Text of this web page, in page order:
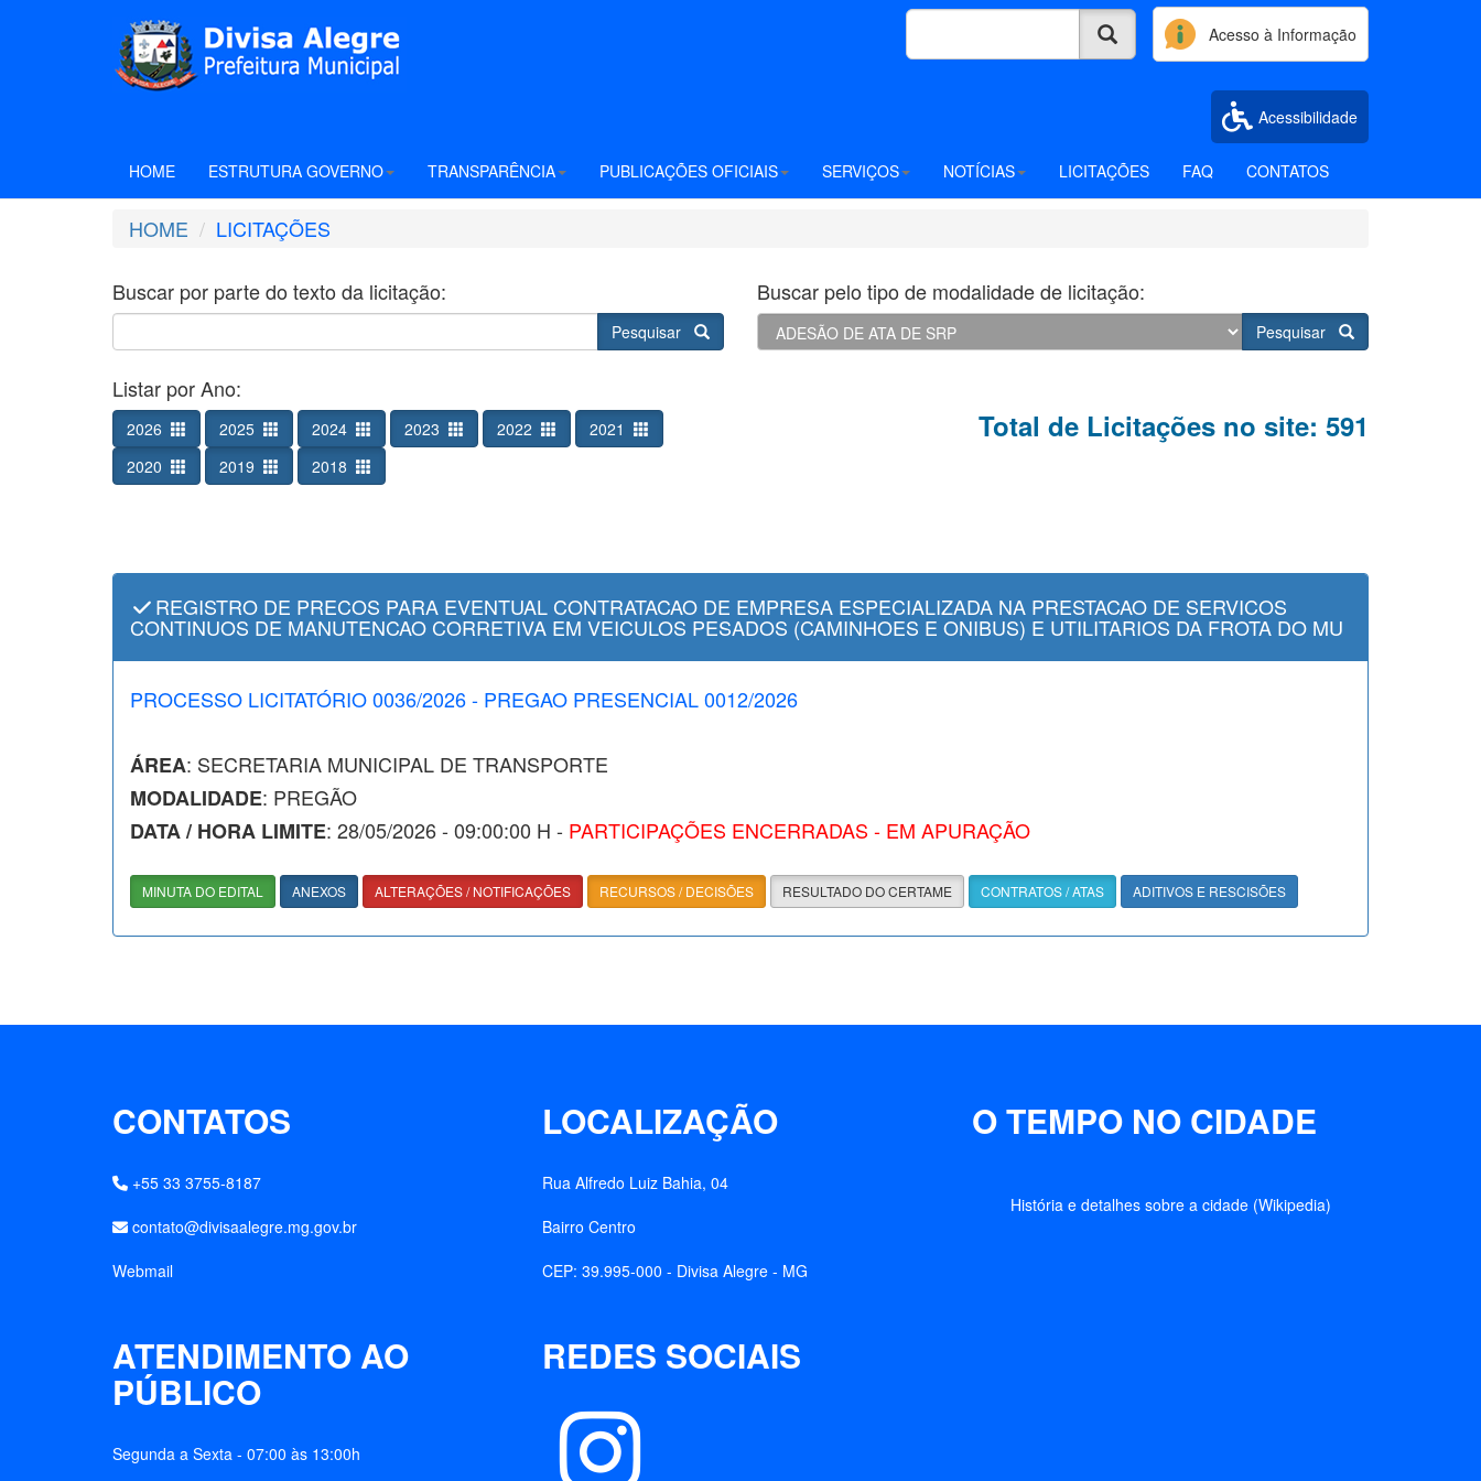
Acesso à Informação
Acessibilidade
HOME ESTRUTURA GOVERNO TRANSPARÊNCIA PUBLICAÇÕES OFICIAIS SERVIÇOS NOTÍCIAS LICITAÇÕES FAQ CONTATOS
HOME LICITAÇÕES
Buscar por parte do texto da licitação:
Pesquisar
Buscar pelo tipo de modalidade de licitação:
Pesquisar
Listar por Ano:
2026 2025 2024 2023 2022
2021
2020
2019 2018
Total de Licitações no site: 591
REGISTRO DE PRECOS PARA EVENTUAL CONTRATACAO DE EMPRESA ESPECIALIZADA NA PRESTACAO DE SERVICOS
CONTINUOS DE MANUTENCAO CORRETIVA EM VEICULOS PESADOS (CAMINHOES E ONIBUS) E UTILITARIOS DA FROTA DO MU
PROCESSO LICITATÓRIO 0036/2026 - PREGAO PRESENCIAL 0012/2026
ÁREA: SECRETARIA MUNICIPAL DE TRANSPORTE
MODALIDADE: PREGÃO
DATA / HORA LIMITE: 28/05/2026 - 09:00:00 H - PARTICIPAÇÕES ENCERRADAS - EM APURAÇÃO
MINUTA DO EDITAL ANEXOS ALTERAÇÕES / NOTIFICAÇÕES RECURSOS / DECISÕES RESULTADO DO CERTAME CONTRATOS / ATAS ADITIVOS E RESCISÕES
CONTATOS
+55 33 3755-8187
contato@divisaalegre.mg.gov.br
Webmail
ATENDIMENTO AO
PÚBLICO
Segunda a Sexta - 07:00 às 13:00h
LOCALIZAÇÃO
Rua Alfredo Luiz Bahia, 04
Bairro Centro
CEP: 39.995-000 - Divisa Alegre - MG
REDES SOCIAIS
O TEMPO NO CIDADE
História e detalhes sobre a cidade (Wikipedia)